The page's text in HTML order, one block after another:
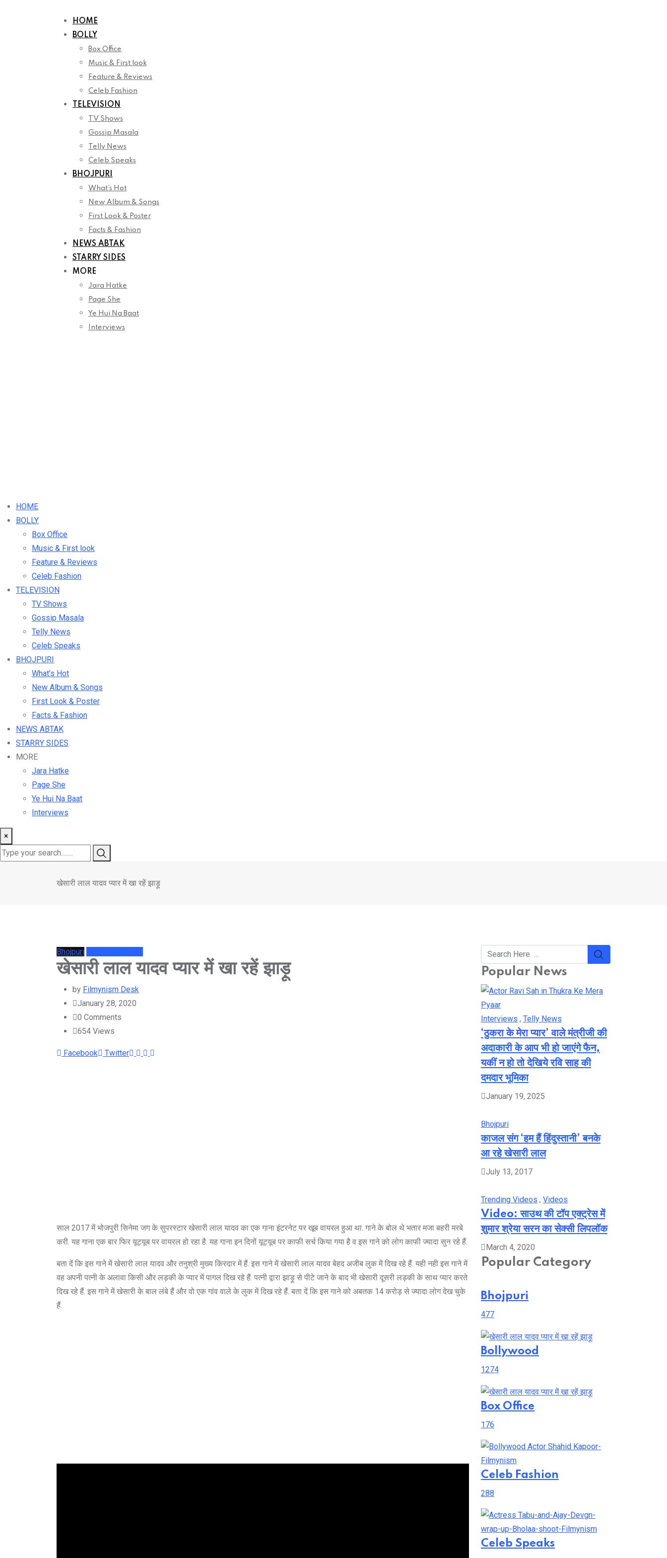
HOME
BOLLY
Box Office
Music & First look
Feature & Reviews
Celeb Fashion
TELEVISION
TV Shows
Gossip Masala
Telly News
Celeb Speaks
BHOJPURI
What’s Hot
New Album & Songs
First Look & Poster
Facts & Fashion
NEWS ABTAK
STARRY SIDES
MORE
Jara Hatke
Page She
Ye Hui Na Baat
Interviews
HOME
BOLLY
Box Office
Music & First look
Feature & Reviews
Celeb Fashion
TELEVISION
TV Shows
Gossip Masala
Telly News
Celeb Speaks
BHOJPURI
What’s Hot
New Album & Songs
First Look & Poster
Facts & Fashion
NEWS ABTAK
STARRY SIDES
MORE
Jara Hatke
Page She
Ye Hui Na Baat
Interviews
×
खेसारी लाल यादव प्यार में खा रहें झाड़ू
Bhojpuri
खेसारी लाल यादव प्यार में खा रहें झाड़ू
by Filmynism Desk
January 28, 2020
0 Comments
654 Views
Facebook Twitter Youtube
LinkedIn
Whatsapp
साल 2017 में भोजपुरी सिनेमा जग के सुपरस्टार खेसारी लाल यादव का एक गाना इंटरनेट पर खूब वायरल हुआ था. गाने के बोल थे भतार मजा बहरी मरबे
करी. यह गाना एक बार फिर यूट्यूब पर वायरल हो रहा है. यह गाना इन दिनों यूट्यूब पर काफी सर्च किया गया है व इस गाने को लोग काफी ज्यादा सुन रहे हैं.
बता दें कि इस गाने में खेसारी लाल यादव और तनुश्री मुख्य किरदार में हैं. इस गाने में खेसारी लाल यादव बेहद अजीब लुक में दिख रहे हैं. यही नही इस गाने में
वह अपनी पत्नी के अलावा किसी और लड़की के प्यार में पागल दिख रहे हैं. पत्नी द्वारा झाड़ू से पीटे जाने के बाद भी खेसारी दूसरी लड़की के साथ प्यार करते
दिख रहे हैं. इस गाने में खेसारी के बाल लंबे हैं और वो एक गांव वाले के लुक में दिख रहे हैं. बता दें कि इस गाने को अबतक 14 करोड़ से ज्यादा लोग देख चुके
हैं.
Popular News
Interviews , Telly News
‘ठुकरा के मेरा प्यार’ वाले मंत्रीजी की
अदाकारी के आप भी हो जाएंगे फैन,
यकीं न हो तो देखिये रवि साह की
दमदार भूमिका
January 19, 2025
Bhojpuri
काजल संग ‘हम हैं हिंदुस्तानी’ बनके
आ रहे खेसारी लाल
July 13, 2017
Trending Videos , Videos
Video: साउथ की टॉप एक्ट्रेस में
शुमार श्रेया सरन का सेक्सी लिपलॉक
March 4, 2020
Popular Category
Bhojpuri
477
Bollywood
1274
Box Office
176
Celeb Fashion
288
Celeb Speaks